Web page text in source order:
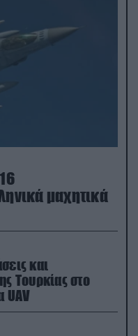
μαχητικά
και
Τουρκίας στο
UAV